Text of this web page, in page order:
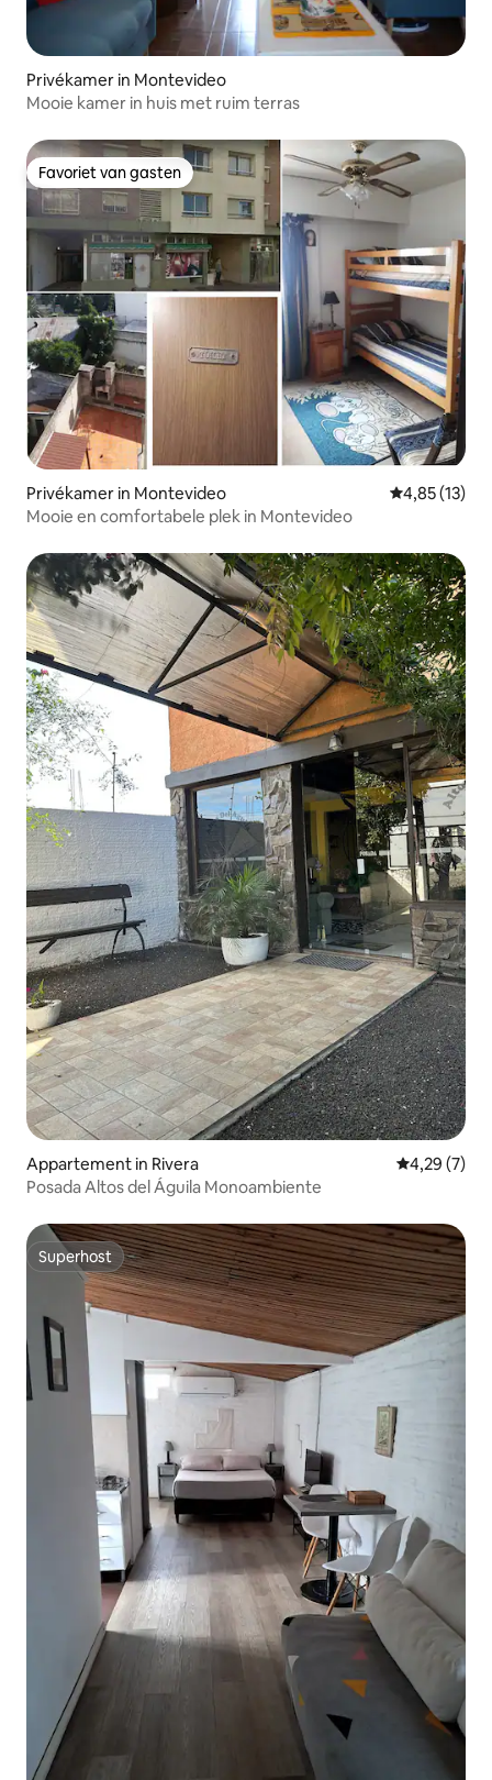
Privékamer in Montevideo
Mooie kamer in huis met ruim terras
Favoriet van gasten
Favoriet van gasten
Privékamer in Montevideo Gemiddelde
4,85 (13)
Mooie en comfortabele plek in Montevideo
Appartement in Rivera
4,29 (7)
Posada Altos del Águila Monoambiente
Superhost
Superhost